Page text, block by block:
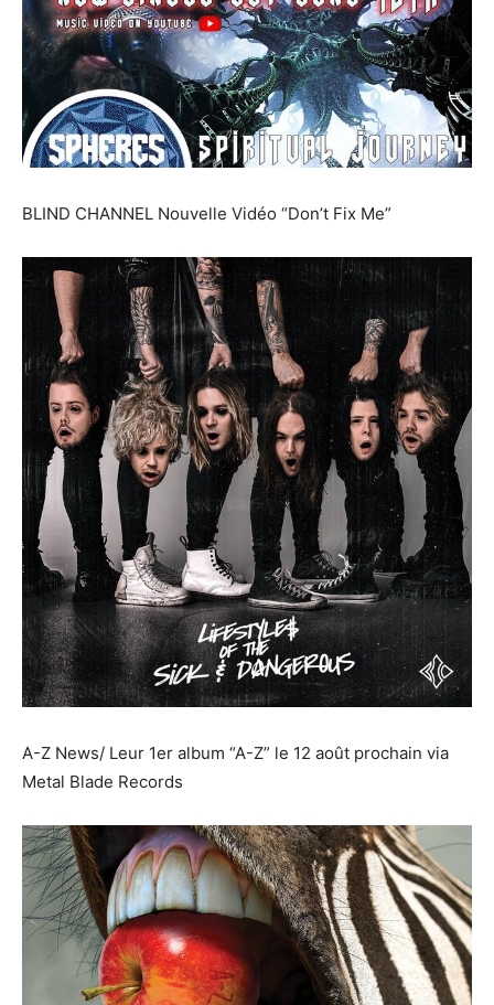
BLIND CHANNEL Nouvelle Vidéo “Don’t Fix Me”
A-Z News/ Leur 1er album “A-Z” le 12 août prochain via
Metal Blade Records